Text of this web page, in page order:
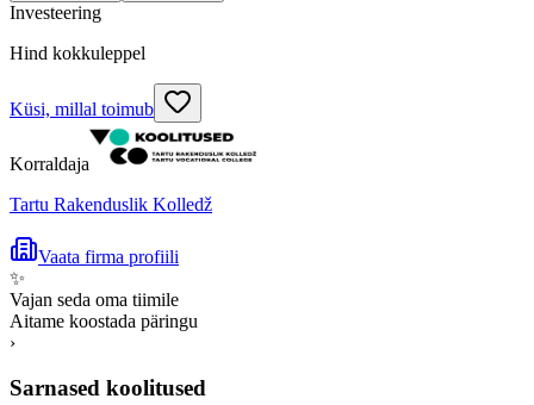
Investeering
Hind kokkuleppel
Küsi, millal toimub
Korraldaja
Tartu Rakenduslik Kolledž
Vaata firma profiili
✨
Vajan seda oma tiimile
Aitame koostada päringu
›
Sarnased koolitused